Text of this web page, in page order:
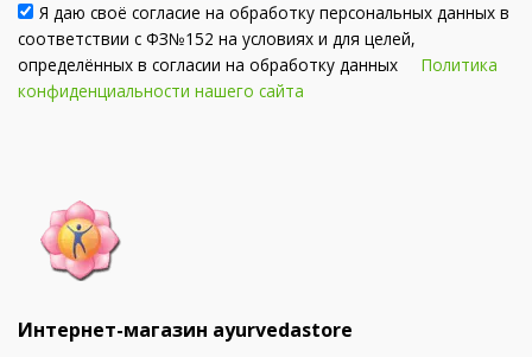
Я даю своё согласие на обработку персональных данных в
соответствии с ФЗ№152 на условиях и для целей,
определённых в согласии на обработку данных Политика
конфиденциальности нашего сайта
Интернет-магазин ayurvedastore